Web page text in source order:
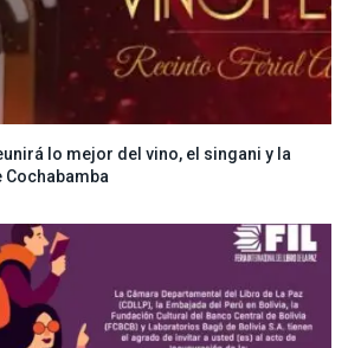
lo mejor del vino, el singani y la